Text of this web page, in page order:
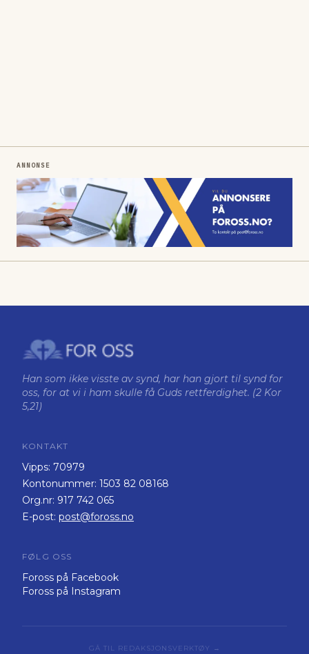
ANNONSE
Han som ikke visste av synd, har han gjort til synd for
oss, for at vi i ham skulle få Guds rettferdighet. (2 Kor
5,21)
KONTAKT
Vipps: 70979
Kontonummer: 1503 82 08168
Org.nr: 917 742 065
E-post: post@foross.no
FØLG OSS
Foross på Facebook
Foross på Instagram
GÅ TIL REDAKSJONSVERKTØY →